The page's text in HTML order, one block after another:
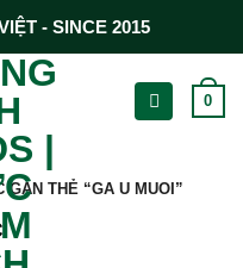
- SINCE 2015
0
THẺ “GA U MUOI”